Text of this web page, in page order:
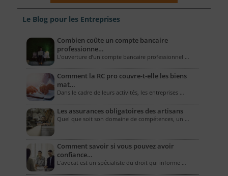
Le Blog pour les Entreprises
Combien coûte un compte bancaire
professionne…
L’ouverture d’un compte bancaire professionnel …
Comment la RC pro couvre-t-elle les biens
mat…
Dans le cadre de leurs activités, les entreprises …
Les assurances obligatoires des artisans
Quel que soit son domaine de compétences, un …
Comment savoir si vous pouvez avoir
confiance…
L'avocat est un spécialiste du droit qui informe …